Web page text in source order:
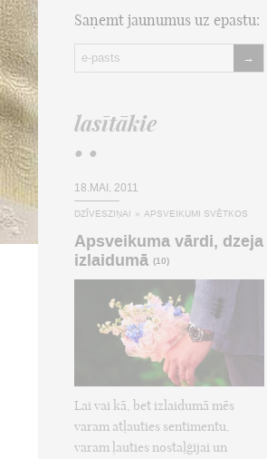
Saņemt jaunumus uz epastu:
→
lasītākie
• •
18.MAI, 2011
DZĪVESZIŅAI » APSVEIKUMI SVĒTKOS
Apsveikuma vārdi, dzeja
izlaidumā (10)
Lai vai kā, bet izlaidumā mēs
varam atļauties sentimentu,
varam ļauties nostaļģijai un